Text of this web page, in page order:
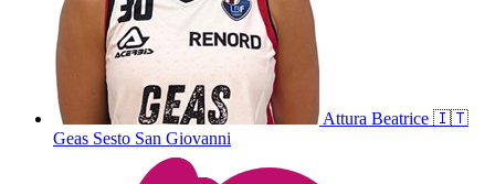
Attura Beatrice 🇮🇹
Geas Sesto San Giovanni